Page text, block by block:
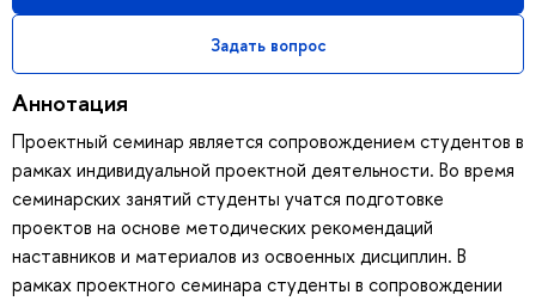
Задать вопрос
Аннотация
Проектный семинар является сопровождением студентов в
рамках индивидуальной проектной деятельности. Во время
семинарских занятий студенты учатся подготовке
проектов на основе методических рекомендаций
наставников и материалов из освоенных дисциплин. В
рамках проектного семинара студенты в сопровождении